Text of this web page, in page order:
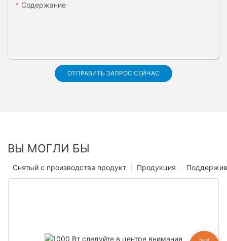
Содержание
ОТПРАВИТЬ ЗАПРОС СЕЙЧАС
ВЫ МОГЛИ БЫ
Продукция
Снятый с производства продукт